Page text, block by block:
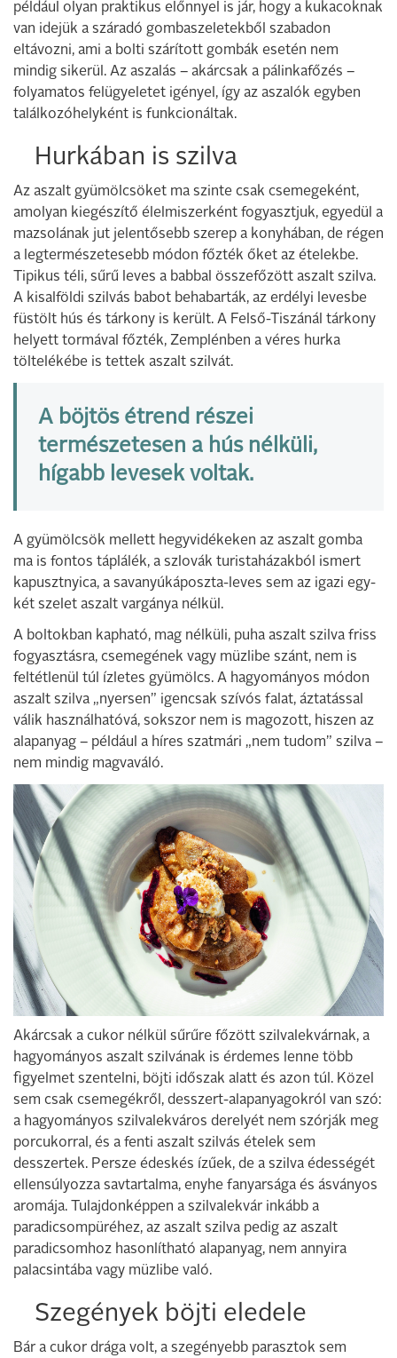
például olyan praktikus előnnyel is jár, hogy a kukacoknak
van idejük a száradó gombaszeletekből szabadon
eltávozni, ami a bolti szárított gombák esetén nem
mindig sikerül. Az aszalás – akárcsak a pálinkafőzés –
folyamatos felügyeletet igényel, így az aszalók egyben
találkozóhelyként is funkcionáltak.
Hurkában is szilva
Az aszalt gyümölcsöket ma szinte csak csemegeként,
amolyan kiegészítő élelmiszerként fogyasztjuk, egyedül a
mazsolának jut jelentősebb szerep a konyhában, de régen
a legtermészetesebb módon főzték őket az ételekbe.
Tipikus téli, sűrű leves a babbal összefőzött aszalt szilva.
A kisalföldi szilvás babot behabarták, az erdélyi levesbe
füstölt hús és tárkony is került. A Felső-Tiszánál tárkony
helyett tormával főzték, Zemplénben a véres hurka
töltelékébe is tettek aszalt szilvát.
A böjtös étrend részei
természetesen a hús nélküli,
hígabb levesek voltak.
A gyümölcsök mellett hegyvidékeken az aszalt gomba
ma is fontos táplálék, a szlovák turistaházakból ismert
kapusztnyica, a savanyúkáposzta-leves sem az igazi egy-
két szelet aszalt vargánya nélkül.
A boltokban kapható, mag nélküli, puha aszalt szilva friss
fogyasztásra, csemegének vagy müzlibe szánt, nem is
feltétlenül túl ízletes gyümölcs. A hagyományos módon
aszalt szilva „nyersen” igencsak szívós falat, áztatással
válik használhatóvá, sokszor nem is magozott, hiszen az
alapanyag – például a híres szatmári „nem tudom” szilva –
nem mindig magvaváló.
Akárcsak a cukor nélkül sűrűre főzött szilvalekvárnak, a
hagyományos aszalt szilvának is érdemes lenne több
figyelmet szentelni, böjti időszak alatt és azon túl. Közel
sem csak csemegékről, desszert-alapanyagokról van szó:
a hagyományos szilvalekváros derelyét nem szórják meg
porcukorral, és a fenti aszalt szilvás ételek sem
desszertek. Persze édeskés ízűek, de a szilva édességét
ellensúlyozza savtartalma, enyhe fanyarsága és ásványos
aromája. Tulajdonképpen a szilvalekvár inkább a
paradicsompüréhez, az aszalt szilva pedig az aszalt
paradicsomhoz hasonlítható alapanyag, nem annyira
palacsintába vagy müzlibe való.
Szegények böjti eledele
Bár a cukor drága volt, a szegényebb parasztok sem